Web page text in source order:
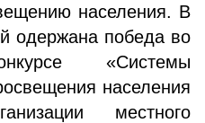
населения. В
одержана победа во
«Системы
населения
местного